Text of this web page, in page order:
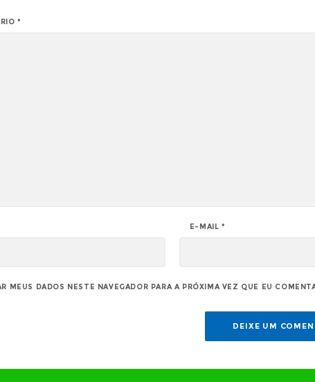
*
E-MAIL *
MEUS DADOS NESTE NAVEGADOR PARA A PRÓXIMA VEZ QUE EU